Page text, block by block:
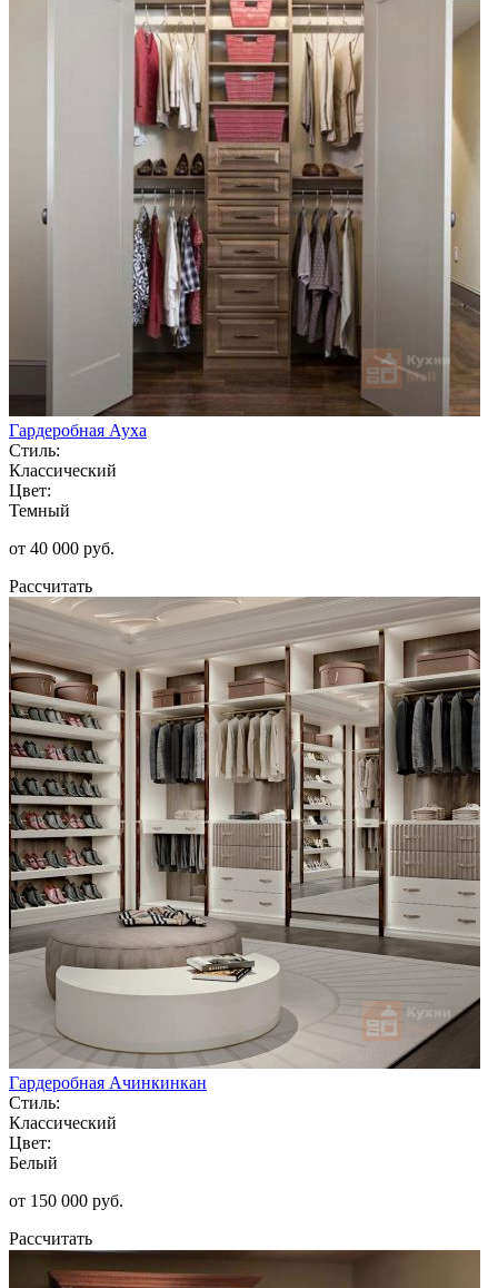
Гардеробная Ауха
Стиль:
Классический
Цвет:
Темный
от 40 000 руб.
Рассчитать
Гардеробная Ачинкинкан
Стиль:
Классический
Цвет:
Белый
от 150 000 руб.
Рассчитать